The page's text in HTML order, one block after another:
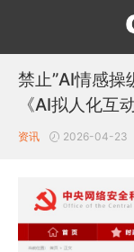
禁止”AI情感操
《AI拟人化互
资讯 2026-04-23